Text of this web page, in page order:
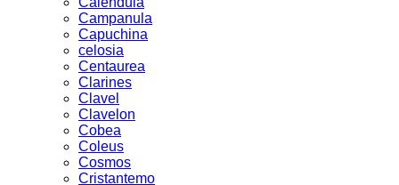
Campanula
Capuchina
celosia
Centaurea
Clarines
Clavel
Clavelon
Cobea
Coleus
Cosmos
Cristantemo